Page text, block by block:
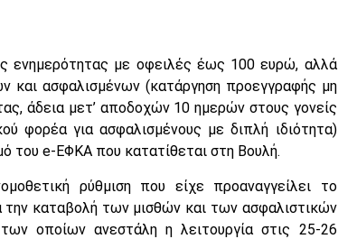
ενημερότητας με οφειλές έως 100 ευρώ, αλλά
και ασφαλισμένων (κατάργηση προεγγραφής μη
άδεια μετ’ αποδοχών 10 ημερών στους γονείς
φορέα για ασφαλισμένους με διπλή ιδιότητα)
του e-ΕΦΚΑ που κατατίθεται στη Βουλή.
ρύθμιση που είχε προαναγγείλει το
καταβολή των μισθών και των ασφαλιστικών
οποίων ανεστάλη η λειτουργία στις 25-26